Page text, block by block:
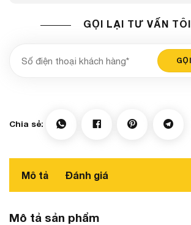
GỌI LẠI TƯ VẤN TÔI
Mô tả Đánh giá
Mô tả sản phẩm